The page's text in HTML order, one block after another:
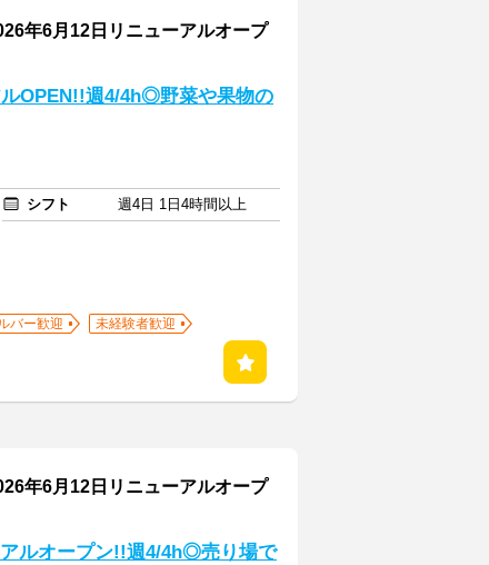
年6月12日リニューアルオープ
ルOPEN!!週4/4h◎野菜や果物の
シフト
週4日 1日4時間以上
バー歓迎
未経験者歓迎
年6月12日リニューアルオープ
アルオープン!!週4/4h◎売り場で